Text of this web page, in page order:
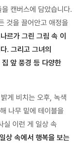
캔버스에 담았습니다.
것을 끌어안고 애정을
르가 그린 그림 속 이
. 그리고 그녀의
앞 풍경 등 다양한
게 비치는 오후, 녹색
나무 밑에 테이블을
실 이런 게 일상 속
상 속에서 행복을 보는